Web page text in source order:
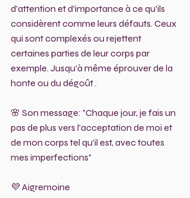
d'attention et d'importance à ce qu'ils
considèrent comme leurs défauts. Ceux
qui sont complexés ou rejettent
certaines parties de leur corps par
exemple. Jusqu'à même éprouver de la
honte ou du dégoût .
🌸 Son message: "Chaque jour, je fais un
pas de plus vers l'acceptation de moi et
de mon corps tel qu'il est, avec toutes
mes imperfections"
💜 Aigremoine